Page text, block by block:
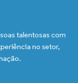
talentosas com
no setor,